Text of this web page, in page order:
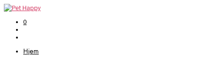
0
Hjem